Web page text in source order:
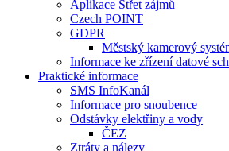
Aplikace Střet zájmů
Czech POINT
GDPR
Městský kamerový
Informace ke zřízení datové
Praktické informace
SMS InfoKanál
Informace pro snoubence
Odstávky elektřiny a vody
ČEZ
Ztráty a nálezy